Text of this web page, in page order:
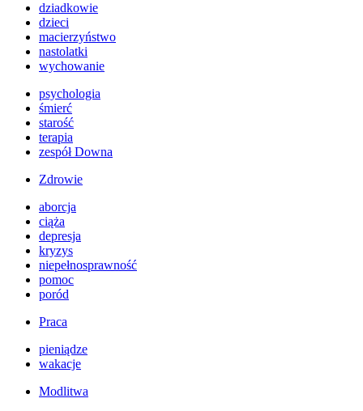
dziadkowie
dzieci
macierzyństwo
nastolatki
wychowanie
psychologia
śmierć
starość
terapia
zespół Downa
Zdrowie
aborcja
ciąża
depresja
kryzys
niepełnosprawność
pomoc
poród
Praca
pieniądze
wakacje
Modlitwa